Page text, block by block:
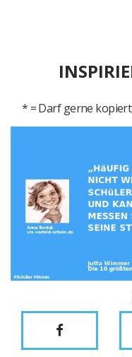
* = Darf gerne